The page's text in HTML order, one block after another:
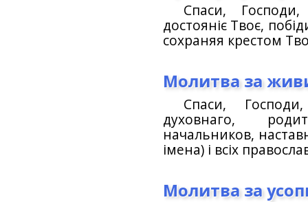
Спаси,
достояніє Твоє,
сохраняя крестом
Молитва за
Спаси,
духовнаго,
начальников,
імена) і всіх
Молитва за